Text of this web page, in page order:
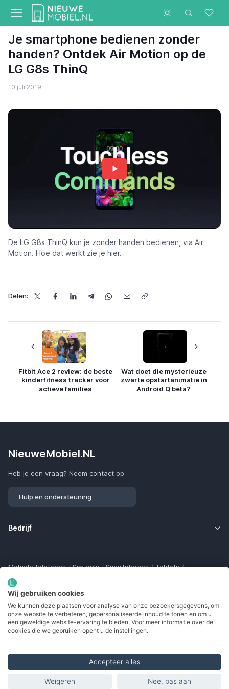
Je smartphone bedienen zonder
handen? Ontdek Air Motion op de
LG G8s ThinQ
10 juli 2019
De LG G8s ThinQ kun je zonder handen bedienen, via Air
Motion. Hoe dat werkt zie je hier.
Delen:
Fitbit Ace 2 review: de beste
kinderfitness tracker voor
actieve families
Wat doet die mysterieuze
zwarte opstartanimatie in
Android Q beta?
NieuweMobiel.NL
Heb je een vraag? Neem contact op
Hulp en ondersteuning
Bedrijf
Mobiele telefoons / Sim only / Smartphones / Tablets /
Smartwatches
Bluetooth trackers / Opladers
Samsung Galaxy
Gamingtelefoons / Foldables / Robuuste telefoons /
Seniorentelefoons / Waterdichte telefoons / Refurbished
© 2002 - 2026. Alle rechten voorbehouden
Vermelde producten
Wij gebruiken cookies
We kunnen deze plaatsen voor analyse van onze bezoekersgegevens, om
onze website te verbeteren, gepersonaliseerde inhoud te tonen en om u
een geweldige website-ervaring te bieden. Voor meer informatie over de
cookies die we gebruiken opent u de instellingen.
Accepteer alles
Weigeren Nee, pas aan